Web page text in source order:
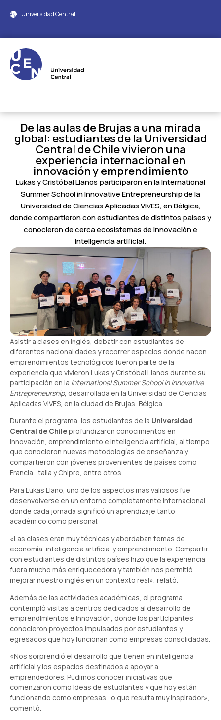
Universidad Central
De las aulas de Brujas a una mirada
global: estudiantes de la Universidad
Central de Chile vivieron una
experiencia internacional en
innovación y emprendimiento
Lukas y Cristóbal Llanos participaron en la International
Summer School in Innovative Entrepreneurship de la
Universidad de Ciencias Aplicadas VIVES, en Bélgica,
donde compartieron con estudiantes de distintos países y
conocieron de cerca ecosistemas de innovación e
inteligencia artificial.
Asistir a clases en inglés, debatir con estudiantes de
diferentes nacionalidades y recorrer espacios donde nacen
emprendimientos tecnológicos fueron parte de la
experiencia que vivieron Lukas y Cristóbal Llanos durante su
participación en la International Summer School in Innovative
Entrepreneurship, desarrollada en la Universidad de Ciencias
Aplicadas VIVES, en la ciudad de Brujas, Bélgica.
Durante el programa, los estudiantes de la Universidad
Central de Chileprofundizaron conocimientos en
innovación, emprendimiento e inteligencia artificial, al tiempo
que conocieron nuevas metodologías de enseñanza y
compartieron con jóvenes provenientes de países como
Francia, Italia y Chipre, entre otros.
Para Lukas Llano, uno de los aspectos más valiosos fue
desenvolverse en un entorno completamente internacional,
donde cada jornada significó un aprendizaje tanto
académico como personal.
«Las clases eran muy técnicas y abordaban temas de
economía, inteligencia artificial y emprendimiento. Compartir
con estudiantes de distintos países hizo que la experiencia
fuera mucho más enriquecedora y también nos permitió
mejorar nuestro inglés en un contexto real», relató.
Además de las actividades académicas, el programa
contempló visitas a centros dedicados al desarrollo de
emprendimientos e innovación, donde los participantes
conocieron proyectos impulsados por estudiantes y
egresados que hoy funcionan como empresas consolidadas.
«Nos sorprendió el desarrollo que tienen en inteligencia
artificial y los espacios destinados a apoyar a
emprendedores. Pudimos conocer iniciativas que
comenzaron como ideas de estudiantes y que hoy están
funcionando como empresas, lo que resulta muy inspirador»,
comentó.